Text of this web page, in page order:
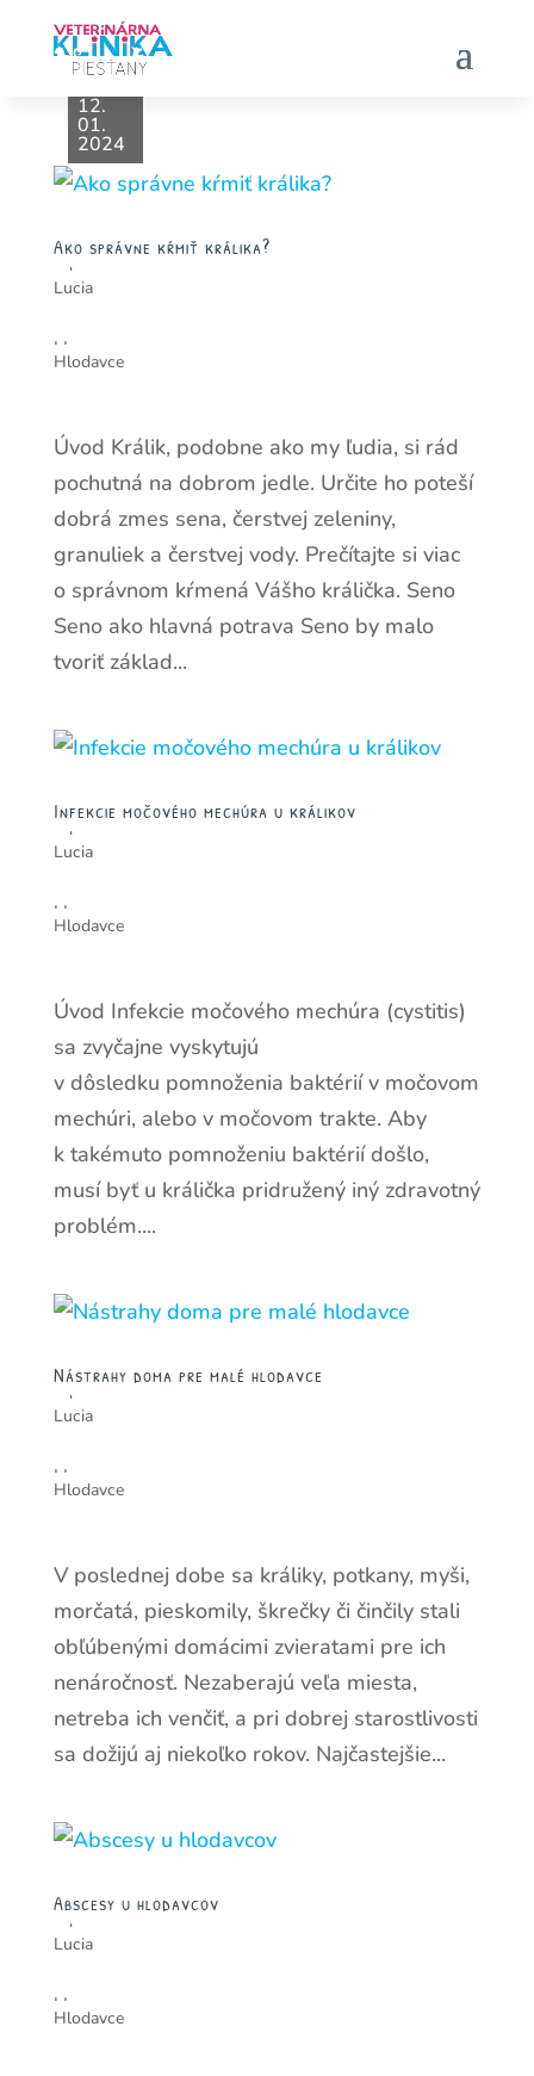
Ako správne kŕmiť králika?
od
Lucia
|
12.
01.
2024
|
Hlodavce
Úvod Králik, podobne ako my ľudia, si rád
pochutná na dobrom jedle. Určite ho poteší
dobrá zmes sena, čerstvej zeleniny,
granuliek a čerstvej vody. Prečítajte si viac
o správnom kŕmená Vášho králička. Seno
Seno ako hlavná potrava Seno by malo
tvoriť základ...
Infekcie močového mechúra u králikov
od
Lucia
|
12.
01.
2024
|
Hlodavce
Úvod Infekcie močového mechúra (cystitis)
sa zvyčajne vyskytujú
v dôsledku pomnoženia baktérií v močovom
mechúri, alebo v močovom trakte. Aby
k takémuto pomnoženiu baktérií došlo,
musí byť u králička pridružený iný zdravotný
problém....
Nástrahy doma pre malé hlodavce
od
Lucia
|
12.
01.
2024
|
Hlodavce
V poslednej dobe sa králiky, potkany, myši,
morčatá, pieskomily, škrečky či činčily stali
obľúbenými domácimi zvieratami pre ich
nenáročnosť. Nezaberajú veľa miesta,
netreba ich venčiť, a pri dobrej starostlivosti
sa dožijú aj niekoľko rokov. Najčastejšie...
Abscesy u hlodavcov
od
Lucia
|
12.
01.
2024
|
Hlodavce
12.
01.
2024